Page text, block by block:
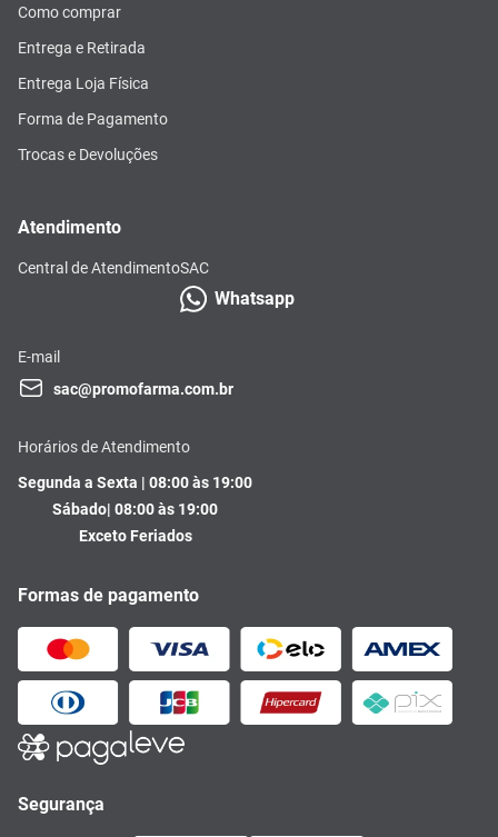
Como comprar
Entrega e Retirada
Entrega Loja Física
Forma de Pagamento
Trocas e Devoluções
Atendimento
Central de AtendimentoSAC
Whatsapp
E-mail
sac@promofarma.com.br
Horários de Atendimento
Segunda a Sexta | 08:00 às 19:00
Sábado| 08:00 às 19:00
Exceto Feriados
Formas de pagamento
Segurança